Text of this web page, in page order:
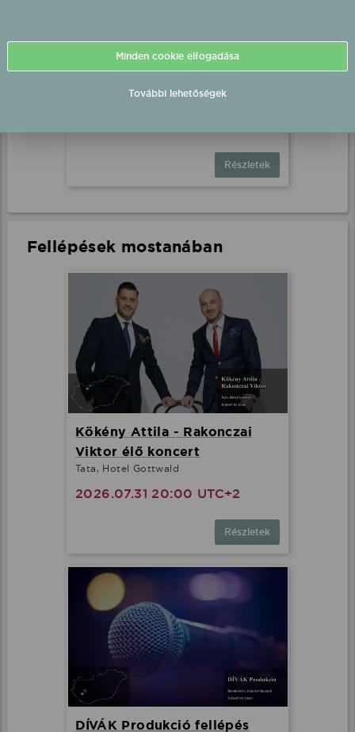
Kocsis Tibor fél-playback
Részletek
Fellépések mostanában
Kökény Attila - Rakonczai
Viktor élő koncert
Tata, Hotel Gottwald
2026.07.31 20:00 UTC+2
Részletek
DÍVÁK Produkció fellépés
Minden cookie elfogadása
További lehetőségek